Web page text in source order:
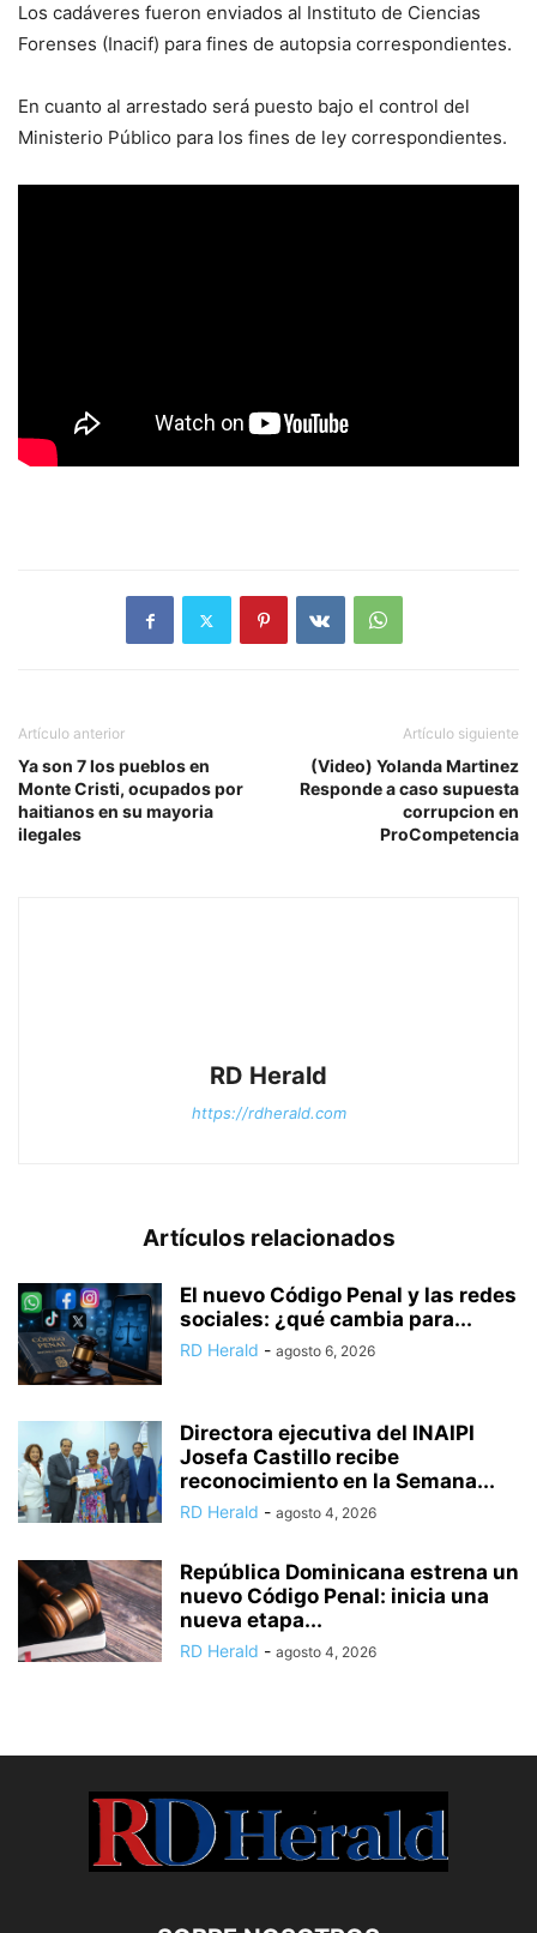
Los cadáveres fueron enviados al Instituto de Ciencias
Forenses (Inacif) para fines de autopsia correspondientes.
En cuanto al arrestado será puesto bajo el control del
Ministerio Público para los fines de ley correspondientes.
Artículo anterior
Ya son 7 los pueblos en
Monte Cristi, ocupados por
haitianos en su mayoria
ilegales
Artículo siguiente
(Video) Yolanda Martinez
Responde a caso supuesta
corrupcion en
ProCompetencia
RD Herald
https://rdherald.com
Artículos relacionados
El nuevo Código Penal y las redes
sociales: ¿qué cambia para...
RD Herald - agosto 6, 2026
Directora ejecutiva del INAIPI
Josefa Castillo recibe
reconocimiento en la Semana...
RD Herald - agosto 4, 2026
República Dominicana estrena un
nuevo Código Penal: inicia una
nueva etapa...
RD Herald - agosto 4, 2026